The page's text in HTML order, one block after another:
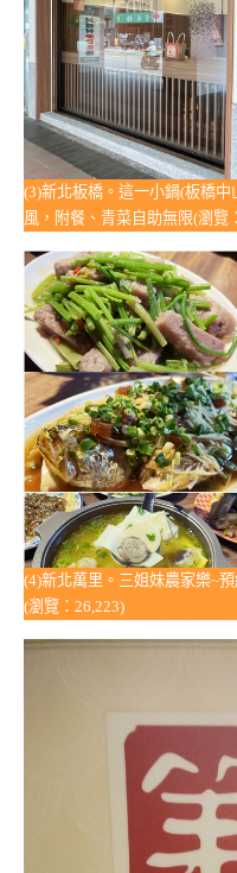
(3)新北板橋。這一小鍋(板橋
風，附餐、青菜自助無限(瀏覽
(4)新北萬里。三姐妹農家樂~
(瀏覽：26,223)